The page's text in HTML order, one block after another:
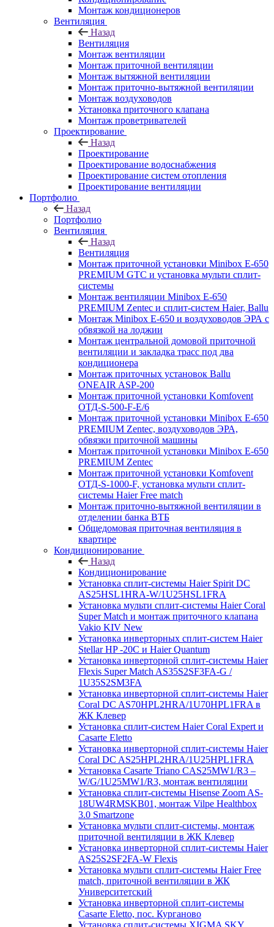
Монтаж кондиционеров
Вентиляция
Назад
Вентиляция
Монтаж вентиляции
Монтаж приточной вентиляции
Монтаж вытяжной вентиляции
Монтаж приточно-вытяжной вентиляции
Монтаж воздуховодов
Установка приточного клапана
Монтаж проветривателей
Проектирование
Назад
Проектирование
Проектирование водоснабжения
Проектирование систем отопления
Проектирование вентиляции
Портфолио
Назад
Портфолио
Вентиляция
Назад
Вентиляция
Монтаж приточной установки Minibox E-650
PREMIUM GTC и установка мульти сплит-
системы
Монтаж вентиляции Minibox E-650
PREMIUM Zentec и сплит-систем Haier, Ballu
Монтаж Minibox E-650 и воздуховодов ЭРА с
обвязкой на лоджии
Монтаж центральной домовой приточной
вентиляции и закладка трасс под два
кондиционера
Монтаж приточных установок Ballu
ONEAIR ASP-200
Монтаж приточной установки Komfovent
ОТД-S-500-F-E/6
Монтаж приточной установки Minibox E-650
PREMIUM Zentec, воздуховодов ЭРА,
обвязки приточной машины
Монтаж приточной установки Minibox E-650
PREMIUM Zentec
Монтаж приточной установки Komfovent
ОТД-S-1000-F, установка мульти сплит-
системы Haier Free match
Монтаж приточно-вытяжной вентиляции в
отделении банка ВТБ
Общедомовая приточная вентиляция в
квартире
Кондиционирование
Назад
Кондиционирование
Установка сплит-системы Haier Spirit DC
AS25HSL1HRA-W/1U25HSL1FRA
Установка мульти сплит-системы Haier Coral
Super Match и монтаж приточного клапана
Vakio KIV New
Установка инверторных сплит-систем Haier
Stellar HP -20С и Haier Quantum
Установка инверторной сплит-системы Haier
Flexis Super Match AS35S2SF3FA-G /
1U35S2SM3FA
Установка инверторной сплит-системы Haier
Coral DC AS70HPL2HRA/1U70HPL1FRA в
ЖК Клевер
Установка сплит-систем Haier Coral Expert и
Casarte Eletto
Установка инверторной сплит-системы Haier
Coral DC AS25HPL2HRA/1U25HPL1FRA
Установка Casarte Triano CAS25MW1/R3 –
W/G/1U25MW1/R3, монтаж вентиляции
Установка сплит-системы Hisense Zoom AS-
18UW4RMSKB01, монтаж Vilpe Healthbox
3.0 Smartzone
Установка мульти сплит-системы, монтаж
приточной вентиляции в ЖК Клевер
Установка инверторной сплит-системы Haier
AS25S2SF2FA-W Flexis
Установка мульти сплит-системы Haier Free
match, приточной вентиляции в ЖК
Университетский
Установка инверторной сплит-системы
Casarte Eletto, пос. Курганово
Установка сплит-системы XIGMA SKY